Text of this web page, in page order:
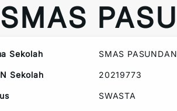
SMAS
Sekolah SMAS
Sekolah 20219773
SWASTA